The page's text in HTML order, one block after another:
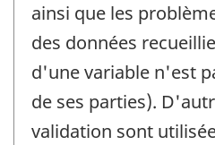
ainsi que les
des données
d'une variable n'est
de ses parties).
validation sont